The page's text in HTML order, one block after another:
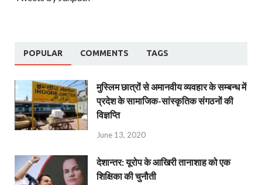
POPULAR COMMENTS TAGS
मुस्लिम छात्रों से अमानवीय व्यवहार के सम्बन्ध में
प्रदेश के सामाजिक-सांस्कृतिक संगठनों की
विज्ञप्ति
June 13, 2020
देशान्‍तर: यूरोप के आखिरी तानाशाह को एक
शिक्षिका की चुनौती